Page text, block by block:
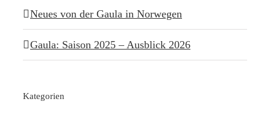
Neues von der Gaula in Norwegen
Gaula: Saison 2025 – Ausblick 2026
Kategorien